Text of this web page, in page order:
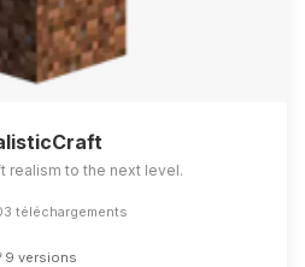
realism to the next level.
téléchargements
9 versions